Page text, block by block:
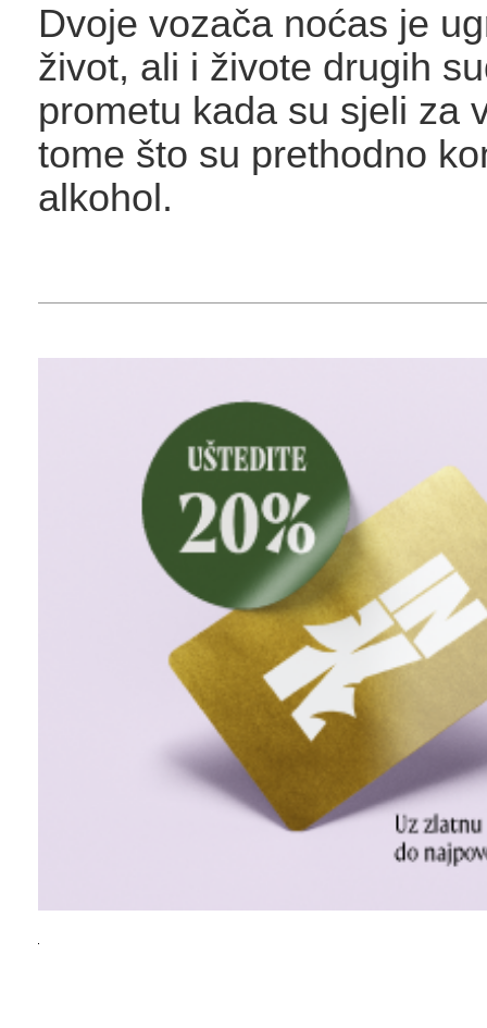
Dvoje vozača noćas je
život, ali i živote drugih
prometu kada su sjeli za
tome što su prethodno
alkohol.